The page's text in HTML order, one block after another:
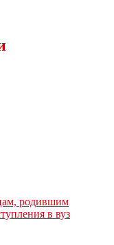
родившим
в вуз